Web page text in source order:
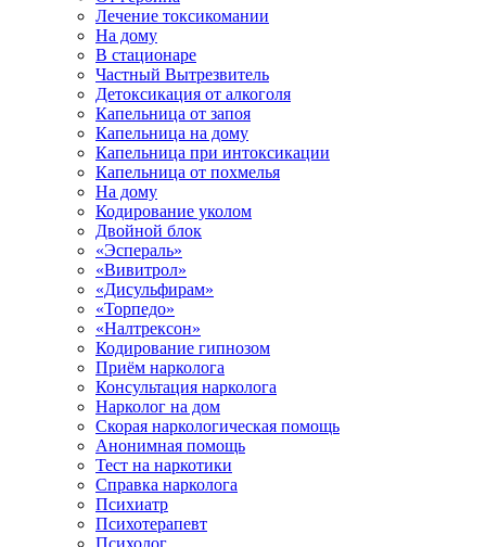
Лечение токсикомании
На дому
В стационаре
Частный Вытрезвитель
Детоксикация от алкоголя
Капельница от запоя
Капельница на дому
Капельница при интоксикации
Капельница от похмелья
На дому
Кодирование уколом
Двойной блок
«Эспераль»
«Вивитрол»
«Дисульфирам»
«Торпедо»
«Налтрексон»
Кодирование гипнозом
Приём нарколога
Консультация нарколога
Нарколог на дом
Скорая наркологическая помощь
Анонимная помощь
Тест на наркотики
Справка нарколога
Психиатр
Психотерапевт
Психолог